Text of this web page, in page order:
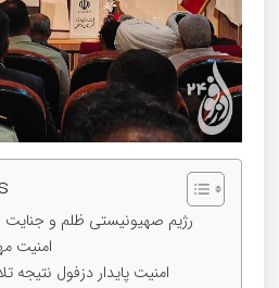
رژیم صهیونیستی ظلم و جنایت
امنیت
امنیت پایدار دزفول نتیجه